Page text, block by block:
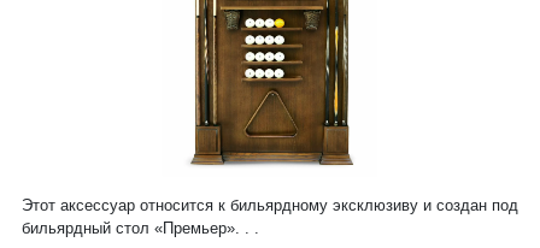
Этот аксессуар относится к бильярдному эксклюзиву и создан под
бильярдный стол «Премьер». . .